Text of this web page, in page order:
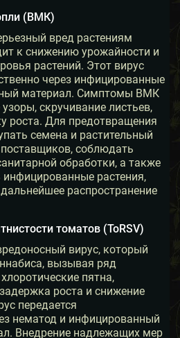
(ВМК)
вред растениям
к снижению урожайности и
растений. Этот вирус
через инфицированные
материал. Симптомы ВМК
скручивание листьев,
роста. Для предотвращения
семена и растительный
соблюдать
обработки, а также
растения,
распространение
томатов (ToRSV)
вирус, который
вызывая ряд
пятна,
роста и снижение
передается
нематод и инфицированный
Внедрение надлежащих мер